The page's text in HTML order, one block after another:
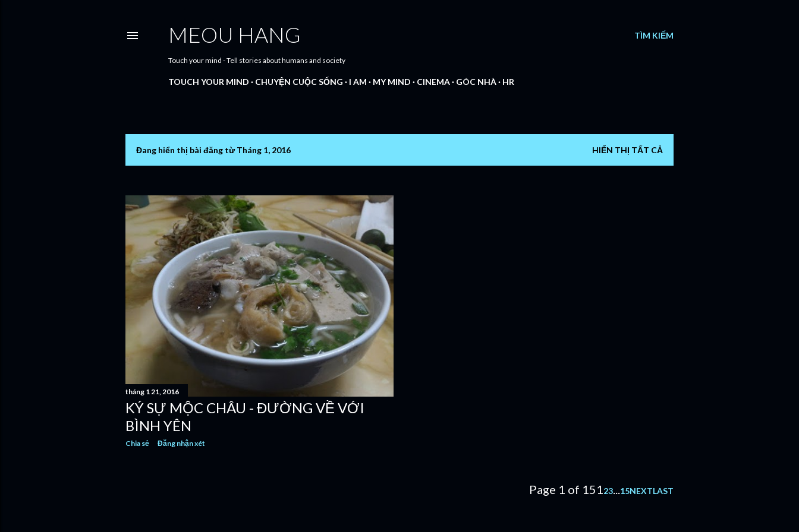
TÌM KIẾM
MEOU HANG
Touch your mind - Tell stories about humans and society
TOUCH YOUR MIND CHUYỆN CUỘC SỐNG I AM MY MIND CINEMA GÓC NHÀ HR
B
i
đ
ă
n
g
Đang hiển thị bài đăng từ Tháng 1, 2016 HIỂN THỊ TẤT CẢ
tháng 1 21, 2016
KÝ SỰ MỘC CHÂU - ĐƯỜNG VỀ VỚI
BÌNH YÊN
Chia sẻ Đăng nhận xét
Page 1 of 151 23 15NEXTLAST